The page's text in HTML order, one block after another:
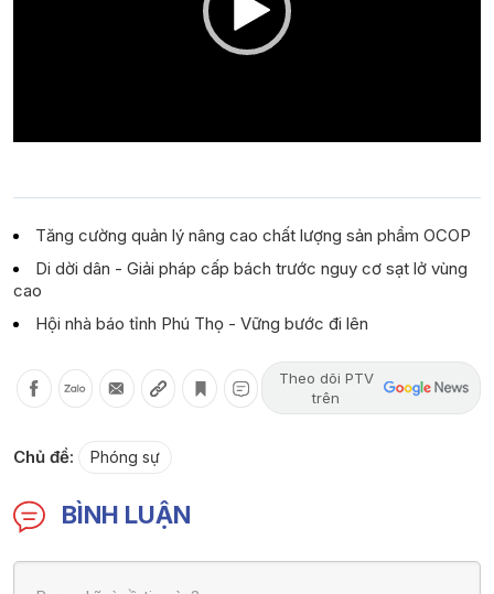
Tăng cường quản lý nâng cao chất lượng sản phẩm OCOP
Di dời dân - Giải pháp cấp bách trước nguy cơ sạt lở vùng
cao
Hội nhà báo tỉnh Phú Thọ - Vững bước đi lên
Theo dõi PTV
trên
Chủ đề: Phóng sự
BÌNH LUẬN